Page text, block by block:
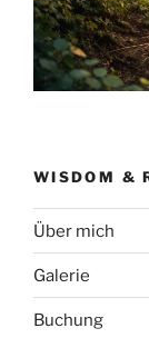
WISDOM &
Über mich
Galerie
Buchung